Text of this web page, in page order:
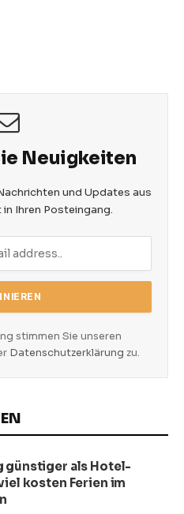
Neuigkeiten
und Updates aus
Ihren Posteingang.
stimmen Sie unseren
Datenschutzerklärung zu.
günstiger als Hotel-
kosten Ferien im